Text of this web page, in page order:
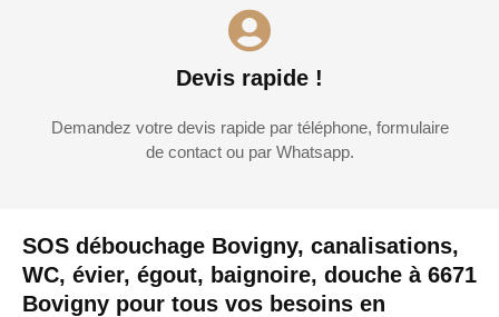
SOS débouchage Bovigny, canalisations,
WC, évier, égout, baignoire, douche à 6671
Bovigny pour tous vos besoins en
Devis rapide !
Demandez votre devis rapide par téléphone, formulaire
de contact ou par Whatsapp.